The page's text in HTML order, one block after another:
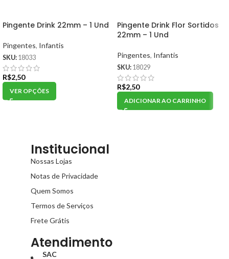
Pingente Drink 22mm – 1 Und
Pingentes, Infantis
SKU: 18033
R$2,50
VER OPÇÕES
Pingente Drink Flor Sortidos
22mm – 1 Und
Pingentes, Infantis
SKU: 18029
R$2,50
ADICIONAR AO CARRINHO
Institucional
Nossas Lojas
Notas de Privacidade
Quem Somos
Termos de Serviços
Frete Grátis
Atendimento
SAC